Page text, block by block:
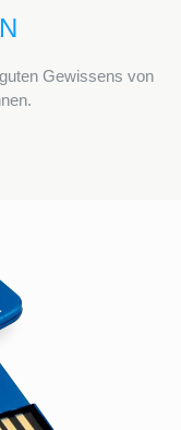
Gewissens von